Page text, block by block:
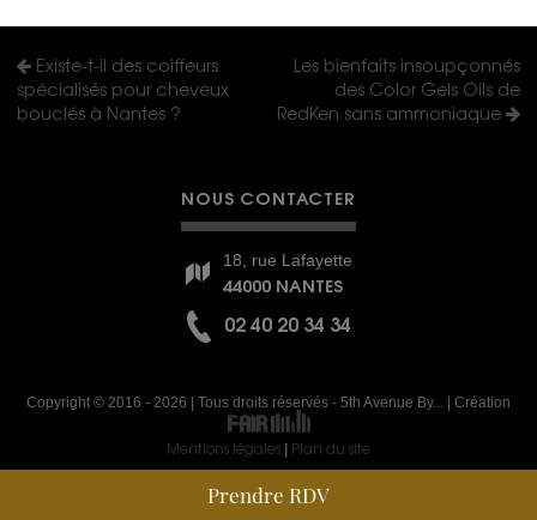
Existe-t-il des coiffeurs
spécialisés pour cheveux
bouclés à Nantes ?
Les bienfaits insoupçonnés
des Color Gels Oils de
RedKen sans ammoniaque
NOUS CONTACTER
18, rue Lafayette
44000 NANTES
02 40 20 34 34
Copyright © 2016 - 2026 | Tous droits réservés - 5th Avenue By... | Création
Mentions légales Plan du site
Prendre RDV